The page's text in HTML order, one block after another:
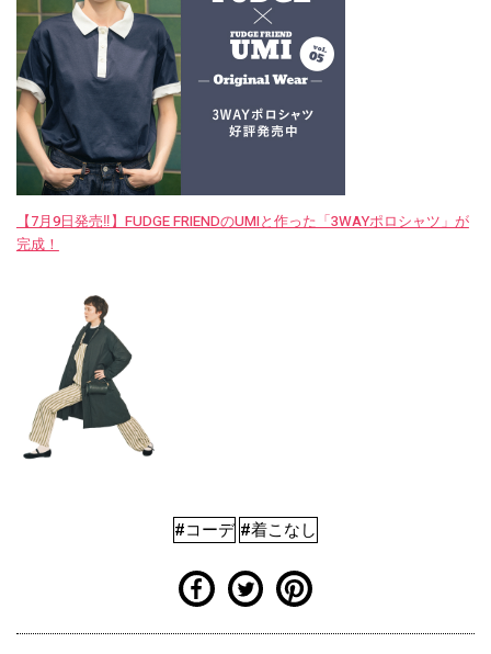
【7月9日発売‼︎】FUDGE FRIENDのUMIと作った「3WAYポロシャツ」が
完成！
#コーデ #着こなし